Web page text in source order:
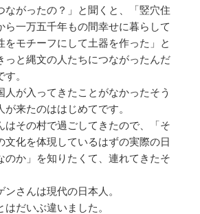
ながったの？」と聞くと、「竪穴住
ら一万五千年もの間幸せに暮らして
をモチーフにして土器を作った」と
っと縄文の人たちにつながったんだ
。
人が入ってきたことがなかったそう
来たのははじめてです。
はその村で過ごしてきたので、「そ
文化を体現しているはずの実際の日
のか」を知りたくて、連れてきたそ
さんは現代の日本人。
だいぶ違いました。